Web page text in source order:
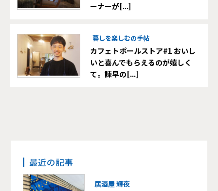
ーナーが[...]
暮しを楽しむの手帖
カフェトポールストア#1 おいし
いと喜んでもらえるのが嬉しく
て。諫早の[...]
最近の記事
居酒屋 輝夜